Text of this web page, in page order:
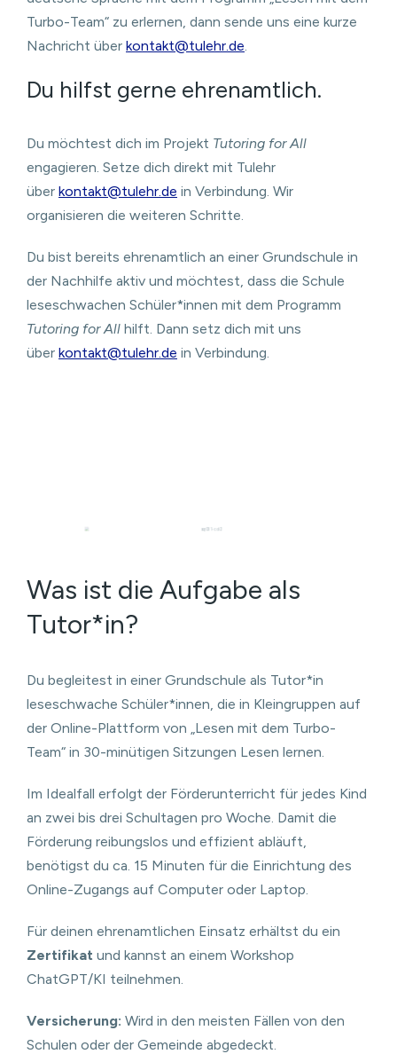
Turbo-Team“ zu erlernen, dann sende uns eine kurze
Nachricht über kontakt@tulehr.de
Du hilfst gerne ehrenamtlich.
Du möchtest dich im Projekt Tutoring for All
engagieren. Setze dich direkt mit Tulehr
über kontakt@tulehr.de in Verbindung. Wir
organisieren die weiteren Schritte.
Du bist bereits ehrenamtlich an einer Grundschule in
der Nachhilfe aktiv und möchtest, dass die Schule
leseschwachen Schüler*innen mit dem Programm
Tutoring for All hilft. Dann setz dich mit uns
über kontakt@tulehr.de in Verbindung.
Was ist die Aufgabe als
Tutor*in?
Du begleitest in einer Grundschule als Tutor*in
leseschwache Schüler*innen, die in Kleingruppen auf
der Online-Plattform von „Lesen mit dem Turbo-
Team“ in 30-minütigen Sitzungen Lesen lernen.
Im Idealfall erfolgt der Förderunterricht für jedes Kind
an zwei bis drei Schultagen pro Woche. Damit die
Förderung reibungslos und effizient abläuft,
benötigst du ca. 15 Minuten für die Einrichtung des
Online-Zugangs auf Computer oder Laptop.
Für deinen ehrenamtlichen Einsatz erhältst du ein
Zertifikat und kannst an einem Workshop
ChatGPT/KI teilnehmen.
Versicherung: Wird in den meisten Fällen von den
Schulen oder der Gemeinde abgedeckt.